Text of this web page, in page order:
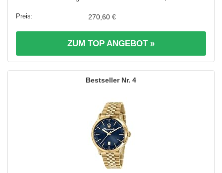
270,60 €
ZUM TOP ANGEBOT »
4